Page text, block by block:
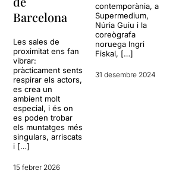
Barcelona
Les sales de
proximitat ens fan
vibrar:
pràcticament sents
respirar els actors,
es crea un
ambient molt
especial, i és on
es poden trobar
els muntatges més
singulars, arriscats
i […]
15 febrer 2026
contemporània, a
Supermedium,
Núria Guiu i la
coreògrafa
noruega Ingri
Fiskal, […]
31 desembre 2024